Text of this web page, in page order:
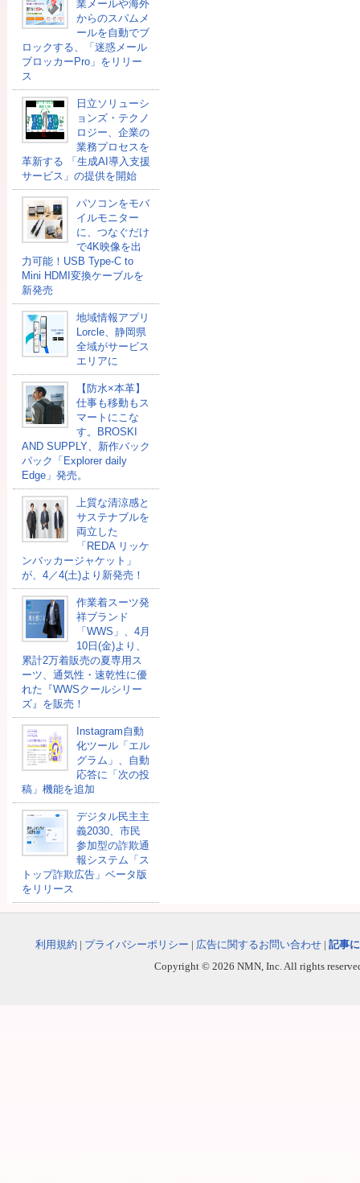
業メールや海外
からのスパムメ
ールを自動でブ
ロックする、「迷惑メール
ブロッカーPro」をリリー
ス
日立ソリューシ
ョンズ・テクノ
ロジー、企業の
業務プロセスを
革新する 「生成AI導入支援
サービス」の提供を開始
パソコンをモバ
イルモニター
に、つなぐだけ
で4K映像を出
力可能！USB Type-C to
Mini HDMI変換ケーブルを
新発売
地域情報アプリ
Lorcle、静岡県
全域がサービス
エリアに
【防水×本革】
仕事も移動もス
マートにこな
す。BROSKI
AND SUPPLY、新作バック
パック「Explorer daily
Edge」発売。
上質な清涼感と
サステナブルを
両立した
「REDA リッケ
ンバッカージャケット」
が、4／4(土)より新発売！
作業着スーツ発
祥ブランド
「WWS」、4月
10日(金)より、
累計2万着販売の夏専用ス
ーツ、通気性・速乾性に優
れた『WWSクールシリー
ズ』を販売！
Instagram自動
化ツール「エル
グラム」、自動
応答に「次の投
稿」機能を追加
デジタル民主主
義2030、市民
参加型の詐欺通
報システム「ス
トップ詐欺広告」ベータ版
をリリース
利用規約 | プライバシーポリシー | 広告に関するお問い合わせ | 記事
Copyright © 2026 NMN, Inc. All rights